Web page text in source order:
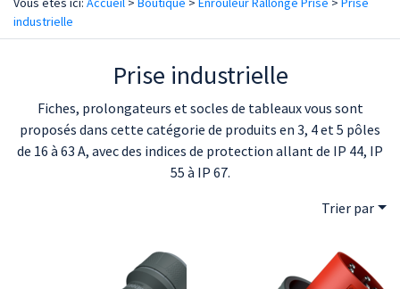
industrielle
Prise industrielle
Fiches, prolongateurs et socles de tableaux vous sont
proposés dans cette catégorie de produits en 3, 4 et 5 pôles
de 16 à 63 A, avec des indices de protection allant de IP 44, IP
55 à IP 67.
Trier par